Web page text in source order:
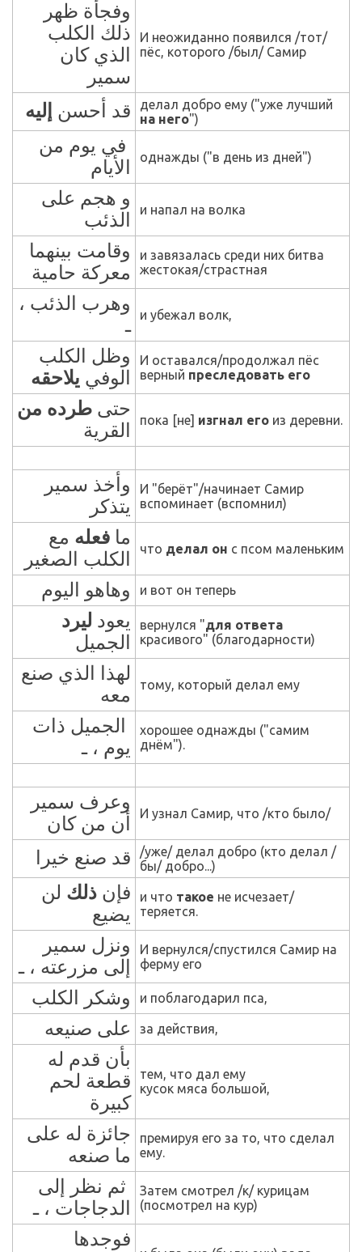
وفجأة ظهر
ذلك الكلب
الذي كان
سمير
И неожиданно появился /тот/
пёс, которого /был/ Самир
قد أحسن إليه
делал добро ему ("уже лучший
на него")
في يوم من
الأيام
однажды ("в день из дней")
و هجم على
الذئب
и напал на волка
وقامت بينهما
معركة حامية
и завязалась среди них битва
жестокая/страстная
وهرب الذئب ،
ـ
и убежал волк,
وظل الكلب
الوفي يلاحقه
И оставался/продолжал пёс
верный преследовать его
حتى طرده من
القرية
пока [не] изгнал его из деревни.
وأخذ سمير
يتذكر
И "берёт"/начинает Самир
вспоминает (вспомнил)
ما فعله مع
الكلب الصغير
что делал он с псом маленьким
وهاهو اليوم и вот он теперь
يعود ليرد
الجميل
вернулся "для ответа
красивого" (благодарности)
لهذا الذي صنع
معه
тому, который делал ему
الجميل ذات
يوم ، ـ
хорошее однажды ("самим
днём").
وعرف سمير
أن من كان
И узнал Самир, что /кто было/
قد صنع خيرا
/уже/ делал добро (кто делал /
бы/ добро...)
فإن ذلك لن
يضيع
и что такое не исчезает/
теряется.
ونزل سمير
إلى مزرعته ، ـ
И вернулся/спустился Самир на
ферму его
وشكر الكلب и поблагодарил пса,
على صنيعه за действия,
بأن قدم له
قطعة لحم
كبيرة
тем, что дал ему
кусок мяса большой,
جائزة له على
ما صنعه
премируя его за то, что сделал
ему.
ثم نظر إلى
الدجاجات ، ـ
Затем смотрел /к/ курицам
(посмотрел на кур)
فوجدها